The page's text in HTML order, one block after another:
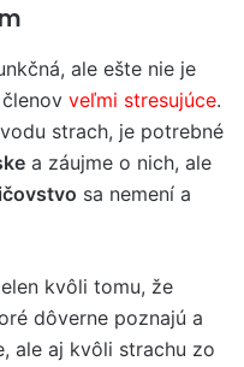
ale ešte nie je
veľmi stresujúce.
strach, je potrebné
a záujme o nich, ale
sa nemení a
kvôli tomu, že
dôverne poznajú a
ale aj kvôli strachu zo